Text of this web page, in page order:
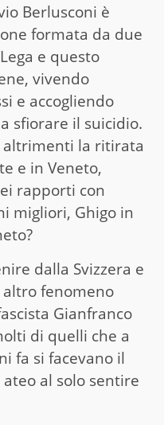
Berlusconi è
formata da due
e questo
vivendo
e accogliendo
sfiorare il suicidio.
la ritirata
e in Veneto,
rapporti con
migliori, Ghigo in
dalla Svizzera e
fenomeno
Gianfranco
di quelli che a
fa si facevano il
al solo sentire